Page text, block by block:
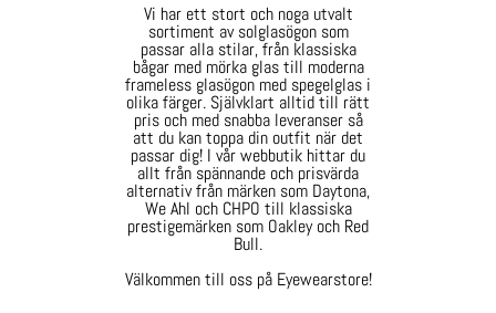
Vi har ett stort och noga utvalt
sortiment av solglasögon som
passar alla stilar, från klassiska
bågar med mörka glas till moderna
frameless glasögon med spegelglas i
olika färger. Självklart alltid till rätt
pris och med snabba leveranser så
att du kan toppa din outfit när det
passar dig! I vår webbutik hittar du
allt från spännande och prisvärda
alternativ från märken som Daytona,
We Ahl och CHPO till klassiska
prestigemärken som Oakley och Red
Bull.
Välkommen till oss på Eyewearstore!